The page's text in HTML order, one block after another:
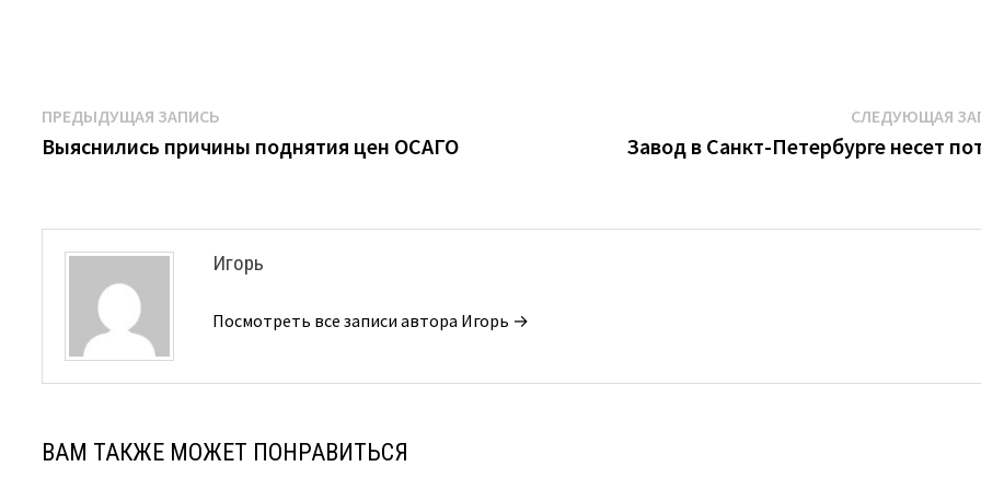
Навигация
по
ПРЕДЫДУЩАЯ ЗАПИСЬ
запись:
Выяснились причины поднятия цен ОСАГО
СЛЕДУЮЩАЯ
Завод в Санкт-Петербурге несет
Игорь
Посмотреть все записи автора Игорь →
ВАМ ТАКЖЕ МОЖЕТ ПОНРАВИТЬСЯ